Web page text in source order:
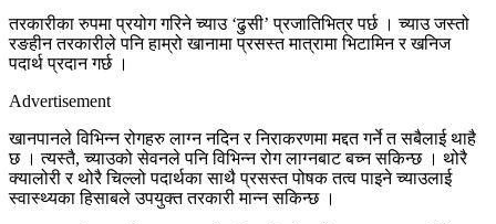
तरकारीका रुपमा प्रयोग गरिने च्याउ ‘ढुसी’ प्रजातिभित्र पर्छ । च्याउ जस्तो
रङहीन तरकारीले पनि हाम्रो खानामा प्रसस्त मात्रामा भिटामिन र खनिज
पदार्थ प्रदान गर्छ ।
Advertisement
खानपानले विभिन्न रोगहरु लाग्न नदिन र निराकरणमा मद्दत गर्ने त सबैलाई थाहै
छ । त्यस्तै, च्याउको सेवनले पनि विभिन्न रोग लाग्नबाट बच्न सकिन्छ । थोरै
क्यालोरी र थोरै चिल्लो पदार्थका साथै प्रसस्त पोषक तत्व पाइने च्याउलाई
स्वास्थ्यका हिसाबले उपयुक्त तरकारी मान्न सकिन्छ ।